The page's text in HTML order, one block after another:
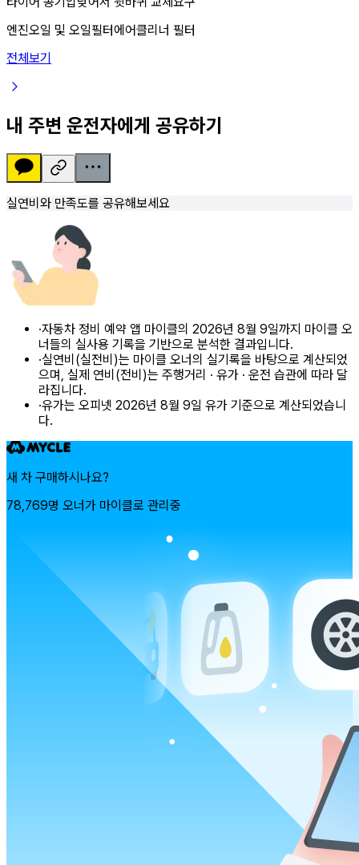
엔진오일 및 오일필터에어클리너 필터
전체보기
내 주변 운전자에게 공유하기
실연비와 만족도를 공유해보세요
·자동차 정비 예약 앱 마이클의 2026년 8월 9일까지 마이클 오
너들의 실사용 기록을 기반으로 분석한 결과입니다.
·실연비(실전비)는 마이클 오너의 실기록을 바탕으로 계산되었
으며, 실제 연비(전비)는 주행거리 · 유가 · 운전 습관에 따라 달
라집니다.
·유가는 오피넷 2026년 8월 9일 유가 기준으로 계산되었습니
다.
새 차 구매하시나요?
78,769명 오너가 마이클로 관리중